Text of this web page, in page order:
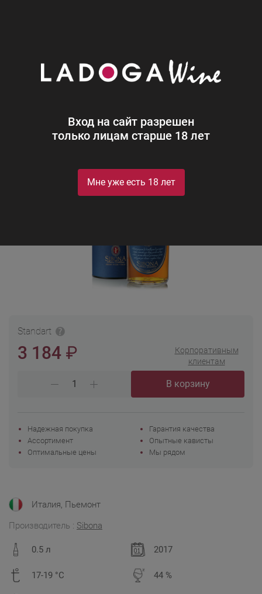
Вход на сайт разрешен
только лицам старше 18 лет
Мне уже есть 18 лет
Сибона Ризерва Рам Вуд
Сибона Ризерва Рам Вуд Финиш в
Sibona Riserva Rum Wood Finish in tube
Италия, Пьемонт
Производитель : Sibona
0.5 л 2017
17-19 °C 44 %
Standart
3 184 ₽
Корпоративным
клиентам
В корзину
Надежная покупка
Гарантия качества
Ассортимент
Опытные кависты
Оптимальные цены
Мы рядом